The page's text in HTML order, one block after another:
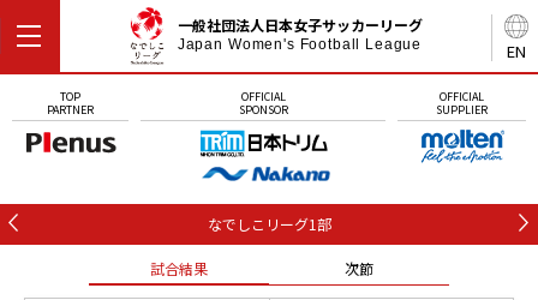
EN
一般社団法人日本女子サッカーリーグ
Japan Women's Football League
TOP
PARTNER
OFFICIAL
SPONSOR
OFFICIAL
SUPPLIER
なでしこリーグ1部
試合結果 次節